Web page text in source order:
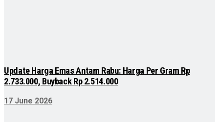
Update Harga Emas Antam Rabu: Harga Per Gram Rp
2.733.000, Buyback Rp 2.514.000
17 June 2026